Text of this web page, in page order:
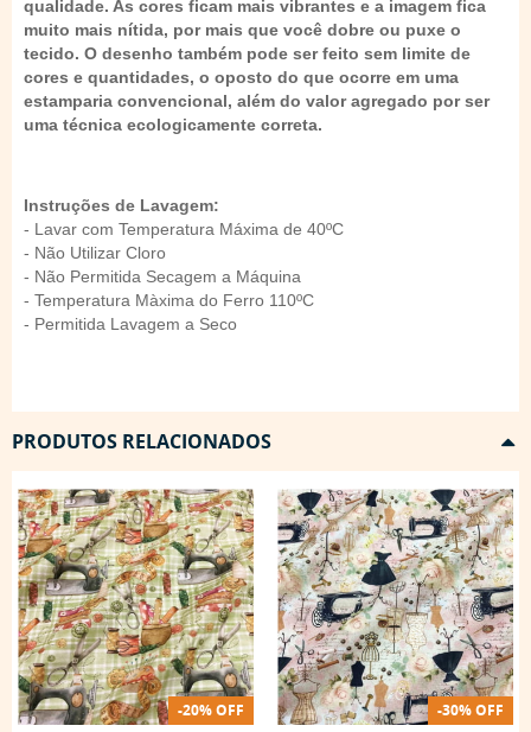
qualidade. As cores ficam mais vibrantes e a imagem fica
muito mais nítida, por mais que você dobre ou puxe o
tecido. O desenho também pode ser feito sem limite de
cores e quantidades, o oposto do que ocorre em uma
estamparia convencional, além do valor agregado por ser
uma técnica ecologicamente correta.
Instruções de Lavagem:
- Lavar com Temperatura Máxima de 40ºC
- Não Utilizar Cloro
- Não Permitida Secagem a Máquina
- Temperatura Màxima do Ferro 110ºC
- Permitida Lavagem a Seco
PRODUTOS RELACIONADOS
-20% OFF
-30% OFF